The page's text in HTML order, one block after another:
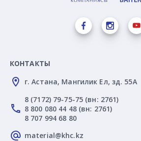
КОНТАКТЫ
г. Астана, Мангилик Ел, зд. 55А
8 (7172) 79-75-75 (вн: 2761)
8 800 080 44 48 (вн: 2761)
8 707 994 68 80
material@khc.kz